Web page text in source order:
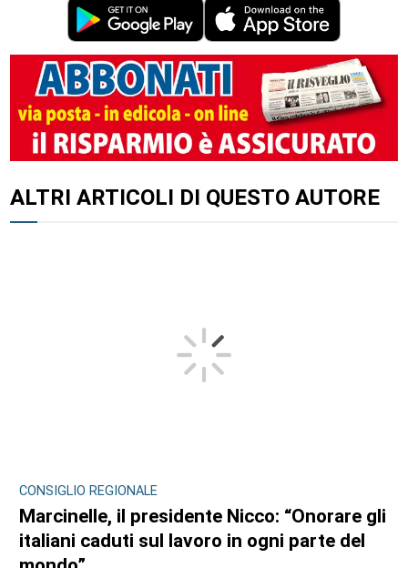
ALTRI ARTICOLI DI QUESTO AUTORE
CONSIGLIO REGIONALE
Marcinelle, il presidente Nicco: “Onorare gli
italiani caduti sul lavoro in ogni parte del